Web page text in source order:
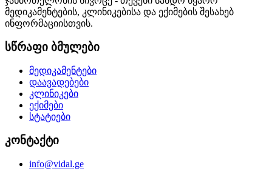
მედიკამენტების, კლინიკებისა და ექიმების შესახებ
ინფორმაციისთვის.
სწრაფი ბმულები
მედიკამენტები
დაავადებები
კლინიკები
ექიმები
სტატიები
კონტაქტი
info@vidal.ge